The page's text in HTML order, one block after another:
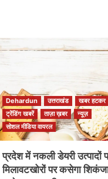
Dehardun उत्तराखंड
खबर हटकर
ट्रेंडिंग खबरें
ताज़ा ख़बर
न्यूज़
सोशल मीडिया वायरल
प्रदेश में नकली डेयरी उत्पादों
मिलावटखोरों पर कसेगा